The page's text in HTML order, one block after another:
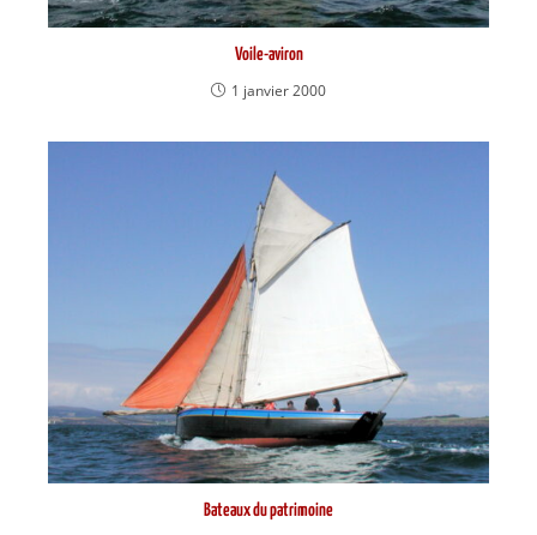
Voile-aviron
1 janvier 2000
Bateaux du patrimoine